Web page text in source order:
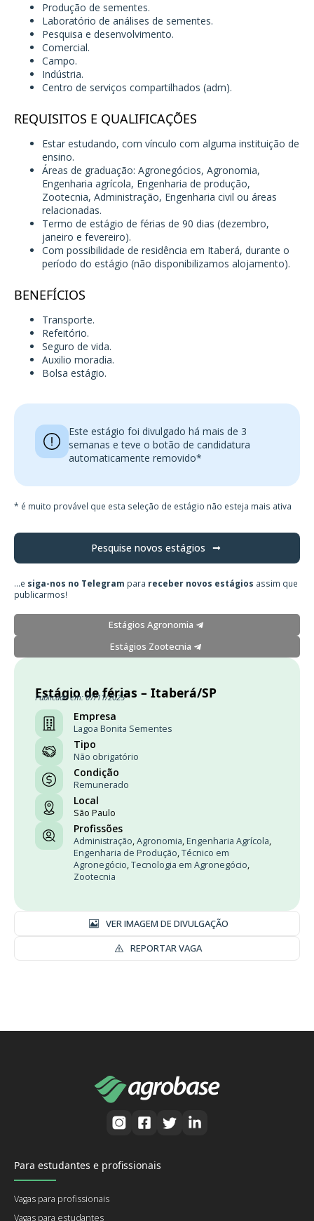
Produção de sementes.
Laboratório de análises de sementes.
Pesquisa e desenvolvimento.
Comercial.
Campo.
Indústria.
Centro de serviços compartilhados (adm).
REQUISITOS E QUALIFICAÇÕES
Estar estudando, com vínculo com alguma instituição de
ensino.
Áreas de graduação: Agronegócios, Agronomia,
Engenharia agrícola, Engenharia de produção,
Zootecnia, Administração, Engenharia civil ou áreas
relacionadas.
Termo de estágio de férias de 90 dias (dezembro,
janeiro e fevereiro).
Com possibilidade de residência em Itaberá, durante o
período do estágio (não disponibilizamos alojamento).
BENEFÍCIOS
Transporte.
Refeitório.
Seguro de vida.
Auxilio moradia.
Bolsa estágio.
Este estágio foi divulgado há mais de 3
semanas e teve o botão de candidatura
automaticamente removido*
* é muito provável que esta seleção de estágio não esteja mais ativa
Pesquise novos estágios
...e siga-nos no Telegram para receber novos estágios assim que
publicarmos!
Estágios Agronomia
Estágios Zootecnia
Estágio de férias – Itaberá/SP
Publicado em: 07/11/2025
Empresa
Lagoa Bonita Sementes
Tipo
Não obrigatório
Condição
Remunerado
Local
São Paulo
Profissões
Administração,Agronomia, Engenharia Agrícola,
Engenharia de Produção,Técnico em
Agronegócio,Tecnologia em Agronegócio,
Zootecnia
VER IMAGEM DE DIVULGAÇÃO
REPORTAR VAGA
Para estudantes e profissionais
Vagas para profissionais
Vagas para estudantes